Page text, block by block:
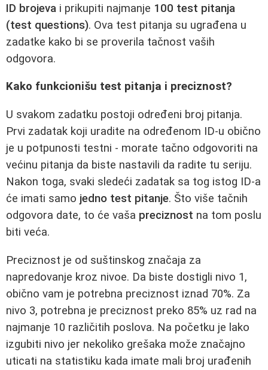
ID brojeva i prikupiti najmanje 100 test pitanja
(test questions). Ova test pitanja su ugrađena u
zadatke kako bi se proverila tačnost vaših
odgovora.
Kako funkcionišu test pitanja i preciznost?
U svakom zadatku postoji određeni broj pitanja.
Prvi zadatak koji uradite na određenom ID-u obično
je u potpunosti testni - morate tačno odgovoriti na
većinu pitanja da biste nastavili da radite tu seriju.
Nakon toga, svaki sledeći zadatak sa tog istog ID-a
će imati samo jedno test pitanje. Što više tačnih
odgovora date, to će vaša preciznost na tom poslu
biti veća.
Preciznost je od suštinskog značaja za
napredovanje kroz nivoe. Da biste dostigli nivo 1,
obično vam je potrebna preciznost iznad 70%. Za
nivo 3, potrebna je preciznost preko 85% uz rad na
najmanje 10 različitih poslova. Na početku je lako
izgubiti nivo jer nekoliko grešaka može značajno
uticati na statistiku kada imate mali broj urađenih